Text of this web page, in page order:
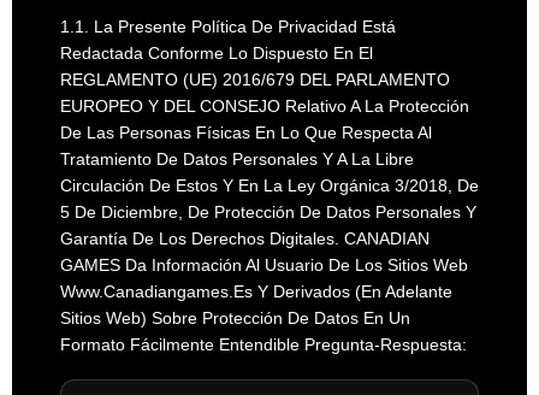
1.1. La Presente Política De Privacidad Está
Redactada Conforme Lo Dispuesto En El
REGLAMENTO (UE) 2016/679 DEL PARLAMENTO
EUROPEO Y DEL CONSEJO Relativo A La Protección
De Las Personas Físicas En Lo Que Respecta Al
Tratamiento De Datos Personales Y A La Libre
Circulación De Estos Y En La Ley Orgánica 3/2018, De
5 De Diciembre, De Protección De Datos Personales Y
Garantía De Los Derechos Digitales. CANADIAN
GAMES Da Información Al Usuario De Los Sitios Web
Www.canadiangames.es Y Derivados (en Adelante
Sitios Web) Sobre Protección De Datos En Un
Formato Fácilmente Entendible Pregunta-Respuesta: